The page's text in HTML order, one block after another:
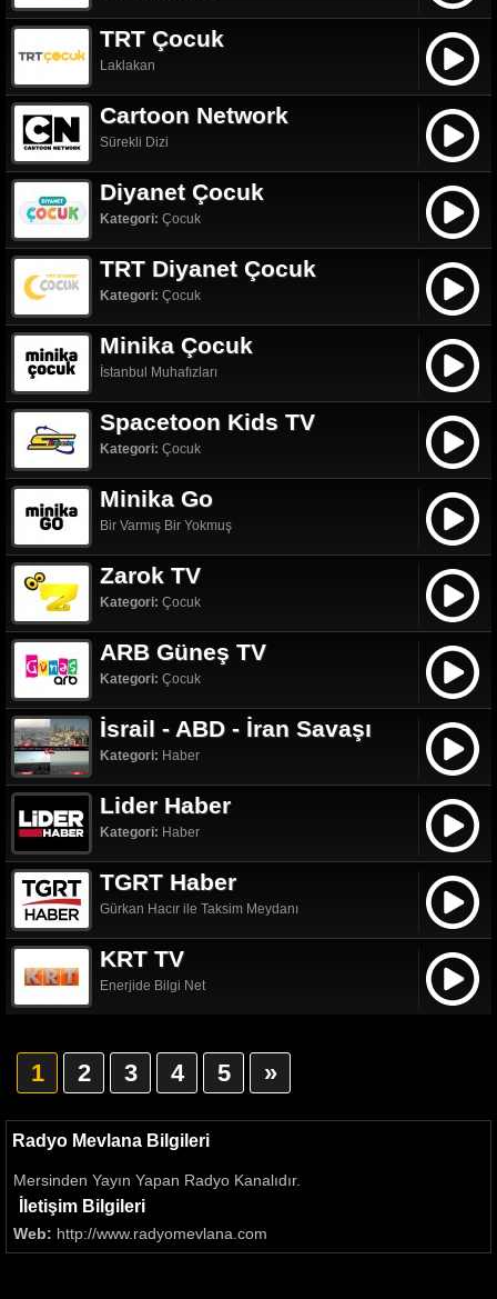
TRT Çocuk
Laklakan
Cartoon Network
Sürekli Dizi
Diyanet Çocuk
Kategori: Çocuk
TRT Diyanet Çocuk
Kategori: Çocuk
Minika Çocuk
İstanbul Muhafızları
Spacetoon Kids TV
Kategori: Çocuk
Minika Go
Bir Varmış Bir Yokmuş
Zarok TV
Kategori: Çocuk
ARB Güneş TV
Kategori: Çocuk
İsrail - ABD - İran Savaşı
Kategori: Haber
Lider Haber
Kategori: Haber
TGRT Haber
Gürkan Hacır ile Taksim Meydanı
KRT TV
Enerjide Bilgi Net
1 2 3 4 5 »
Radyo Mevlana Bilgileri
Mersinden Yayın Yapan Radyo Kanalıdır.
İletişim Bilgileri
Web: http://www.radyomevlana.com